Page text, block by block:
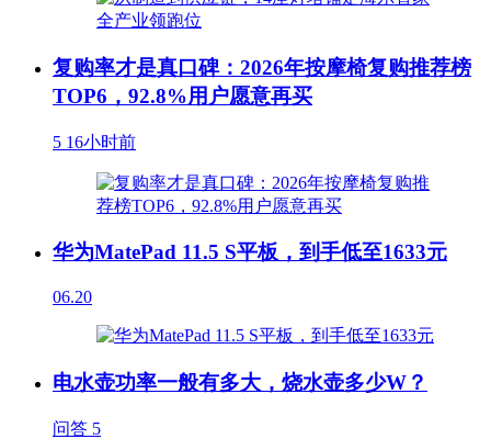
复购率才是真口碑：2026年按摩椅复购推荐榜
TOP6，92.8%用户愿意再买
5 16小时前
华为MatePad 11.5 S平板，到手低至1633元
06.20
电水壶功率一般有多大，烧水壶多少W？
问答 5